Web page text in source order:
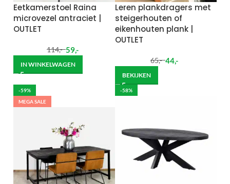
Eetkamerstoel Raina
microvezel antraciet |
OUTLET
114,- 59,-
IN WINKELWAGEN
Leren plankdragers met
steigerhouten of
eikenhouten plank |
OUTLET
65,- 44,-
BEKIJKEN
-59%
MEGA SALE
-58%